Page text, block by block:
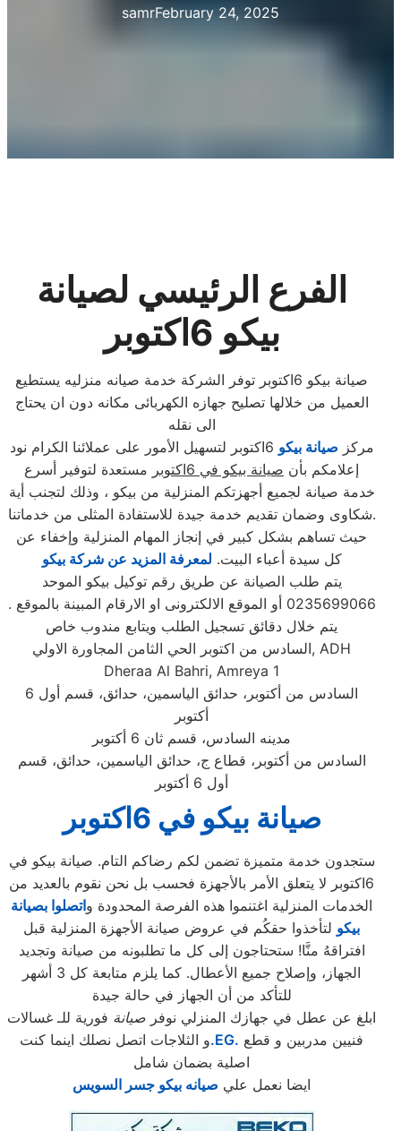
samrFebruary 24, 2025
الفرع الرئيسي لصيانة
بيكو 6اكتوبر
صيانة بيكو 6اكتوبر توفر الشركة خدمة صيانه منزليه يستطيع
العميل من خلالها تصليح جهازه الكهربائى مكانه دون ان يحتاج
الى نقله
مركز صيانة بيكو
6اكتوبر لتسهيل الأمور على عملائنا الكرام نود
إعلامكم بأن صيانة بيكو في 6اكتوبر
مستعدة لتوفير أسرع
خدمة صيانة لجميع أجهزتكم المنزلية من بيكو ، وذلك لتجنب أية
شكاوى وضمان تقديم خدمة جيدة للاستفادة المثلى من خدماتنا.
حيث تساهم بشكل كبير في إنجاز المهام المنزلية وإخفاء عن
كل سيدة أعباء البيت. لمعرفة المزيد عن شركة بيكو
يتم طلب الصيانة عن طريق رقم توكيل بيكو الموحد
0235699066 أو الموقع الالكترونى او الارقام المبينة بالموقع .
يتم خلال دقائق تسجيل الطلب ويتابع مندوب خاص
السادس من اكتوبر الحي الثامن المجاورة الاولي, ADH
Dheraa Al Bahri, Amreya 1
السادس من أكتوبر، حدائق الياسمين، حدائق، قسم أول 6
أكتوبر
مدينه السادس، قسم ثان 6 أكتوبر
السادس من أكتوبر، قطاع ج، حدائق الياسمين، حدائق، قسم
أول 6 أكتوبر
صيانة بيكو في 6اكتوبر
ستجدون خدمة متميزة تضمن لكم رضاكم التام. صيانة بيكو في
6اكتوبر لا يتعلق الأمر بالأجهزة فحسب بل نحن نقوم بالعديد من
الخدمات المنزلية اغتنموا هذه الفرصة المحدودة واتصلوا بصيانة
بيكو لتأخذوا حقكُم في عروض صيانة الأجهزة المنزلية قبل
افتراقهُ منَّا! ستحتاجون إلى كل ما تطلبونه من صيانة وتجديد
الجهاز، وإصلاح جميع الأعطال. كما يلزم متابعة كل 3 أشهر
للتأكد من أن الجهاز في حالة جيدة
ابلغ عن عطل في جهازك المنزلي نوفر صيانة فورية للـ غسالات
و الثلاجات اتصل نصلك اينما كنت.EG.
اصلية بضمان شامل
ايضا نعمل علي صيانه بيكو جسر السويس